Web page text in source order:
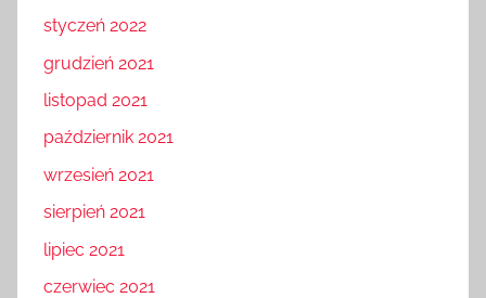
styczeń 2022
grudzień 2021
listopad 2021
październik 2021
wrzesień 2021
sierpień 2021
lipiec 2021
czerwiec 2021